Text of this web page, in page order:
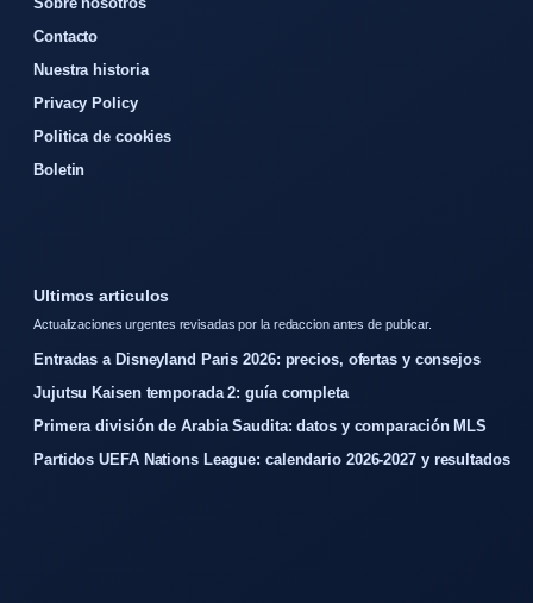
Contacto
Nuestra historia
Privacy Policy
Politica de cookies
Boletin
Ultimos articulos
Actualizaciones urgentes revisadas por la redaccion antes de publicar.
Entradas a Disneyland Paris 2026: precios, ofertas y consejos
Jujutsu Kaisen temporada 2: guía completa
Primera división de Arabia Saudita: datos y comparación MLS
Partidos UEFA Nations League: calendario 2026-2027 y resultados